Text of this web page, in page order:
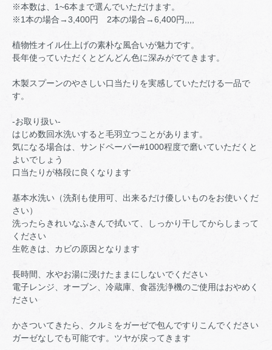
※本数は、1~6本まで選んでいただけます。
※1本の場合→3,400円 2本の場合→6,400円,,,,
植物性オイル仕上げの素朴な風合いが魅力です。
長年使っていただくとどんどん色に深みがでてきます。
木製スプーンのやさしい口当たりを実感していただける一品で
す。
-お取り扱い-
はじめ数回水洗いすると毛羽立つことがあります。
気になる場合は、サンドペーパー#1000程度で磨いていただくと
よいでしょう
口当たりが格段に良くなります
基本水洗い（洗剤も使用可、出来るだけ優しいものをお使いくだ
さい）
洗ったらきれいなふきんで拭いて、しっかり干してからしまって
ください
生乾きは、カビの原因となります
長時間、水やお湯に浸けたままにしないでください
電子レンジ、オーブン、冷蔵庫、食器洗浄機のご使用はおやめく
ださい
かさついてきたら、クルミをガーゼで包んですりこんでください
ガーゼなしでも可能です。ツヤが戻ってきます